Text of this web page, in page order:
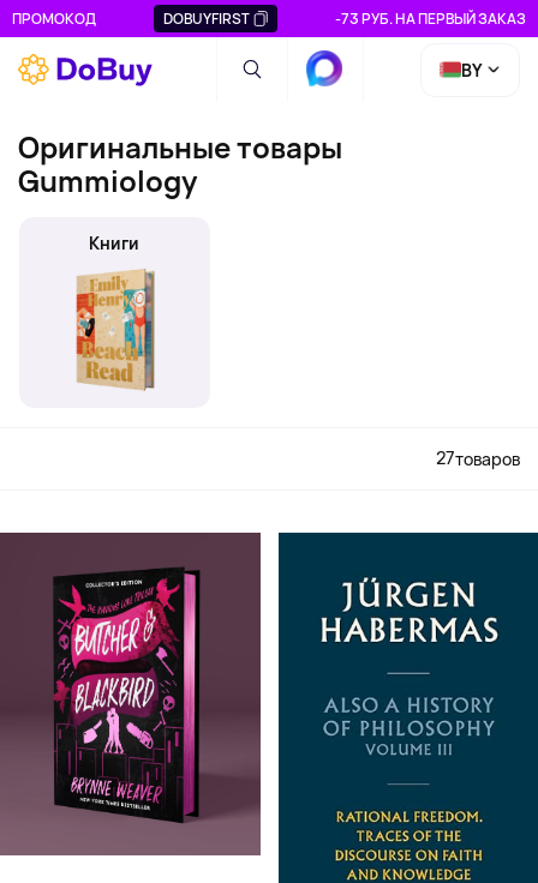
ПРОМОКОД DOBUYFIRST -73 РУБ. НА ПЕРВЫЙ ЗАКАЗ
BY
Оригинальные товары
Gummiology
Книги
27товаров